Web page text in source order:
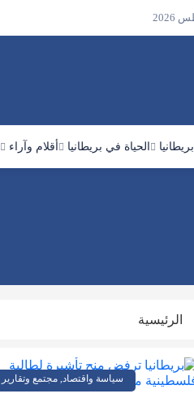
الحياة في بريطانيا أقلام وآراء
الرئيسية
سياسة واقتصاد, مجتمع وتقارير